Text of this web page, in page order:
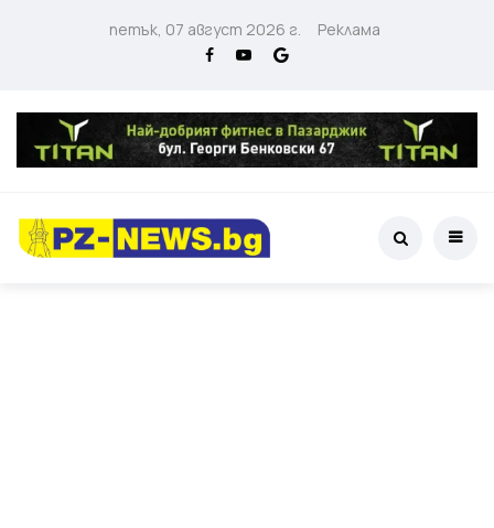
петък, 07 август 2026 г. Реклама